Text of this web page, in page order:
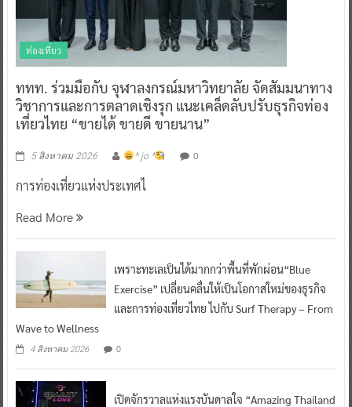
ท่องเที่ยว
ททท. ร่วมมือกับ จุฬาลงกรณ์มหาวิทยาลัย จัดสัมมนาทาง
วิชาการและการตลาดเชิงรุก แนะเคล็ดลับปรับธุรกิจท่อง
เที่ยวไทย “ขายได้ ขายดี ขายนาน”
5 สิงหาคม 2026 ^ jo ^ 0
การท่องเที่ยวแห่งประเทศไ
Read More
เพราะทะเลเป็นได้มากกว่าพื้นที่พักผ่อน“Blue
Exercise” เปลี่ยนคลื่นให้เป็นโอกาสใหม่ของธุรกิจ
และการท่องเที่ยวไทย ไปกับ Surf Therapy – From
Wave to Wellness
4 สิงหาคม 2026 0
เปิดจักรวาลแห่งแรงบันดาลใจ “Amazing Thailand